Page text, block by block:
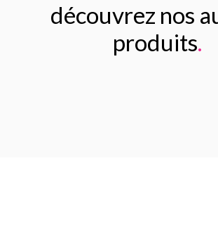
découvrez nos
produits.